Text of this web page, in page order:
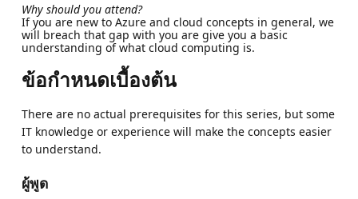
Why should you attend?
If you are new to Azure and cloud concepts in general, we
will breach that gap with you are give you a basic
understanding of what cloud computing is.
ข้อกำหนดเบื้องต้น
There are no actual prerequisites for this series, but some
IT knowledge or experience will make the concepts easier
to understand.
ผู้พูด